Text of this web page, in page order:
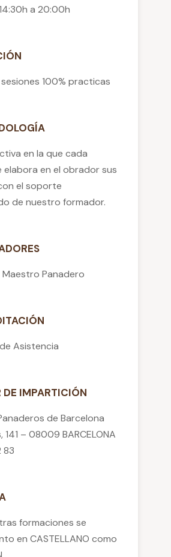
a 20:00h
100% practicas
en la que cada
en el obrador sus
el soporte
de nuestro formador.
Maestro Panadero
Asistencia
DE IMPARTICIÓN
de Barcelona
141 – 08009 BARCELONA
83
formaciones se
en CASTELLANO como